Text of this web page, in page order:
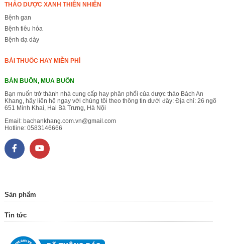
THẢO DƯỢC XANH THIÊN NHIÊN
Bệnh gan
Bệnh tiêu hóa
Bệnh dạ dày
BÀI THUỐC HAY MIỄN PHÍ
BÁN BUÔN, MUA BUÔN
Bạn muốn trở thành nhà cung cấp hay phân phối của dược thảo Bách An
Khang, hãy liên hệ ngay với chúng tôi theo thông tin dưới đây: Địa chỉ: 26 ngõ
651 Minh Khai, Hai Bà Trưng, Hà Nội
Email: bachankhang.com.vn@gmail.com
Hotline: 0583146666
Sản phẩm
Tin tức